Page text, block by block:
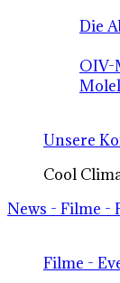
Die
OIV-
Unsere
Cool
News - Filme -
Filme -